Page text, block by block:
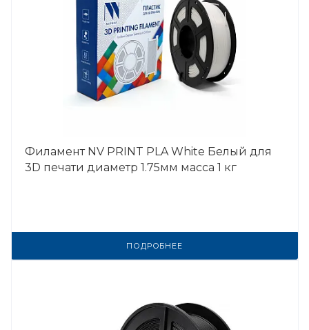
Филамент NV PRINT PLA White Белый для
3D печати диаметр 1.75мм масса 1 кг
ПОДРОБНЕЕ